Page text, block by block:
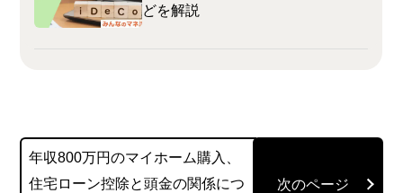
どを解説
年収800万円のマイホーム購入、
住宅ローン控除と頭金の関係につ